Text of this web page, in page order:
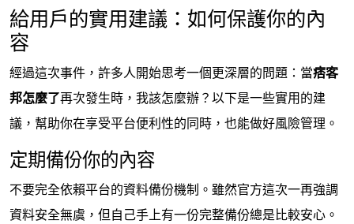
給用戶的實用建議：如何保護你的內
容
經過這次事件，許多人開始思考一個更深層的問題：當痞客
邦怎麼了再次發生時，我該怎麼辦？以下是一些實用的建
議，幫助你在享受平台便利性的同時，也能做好風險管理。
定期備份你的內容
不要完全依賴平台的資料備份機制。雖然官方這次一再強調
資料安全無虞，但自己手上有一份完整備份總是比較安心。